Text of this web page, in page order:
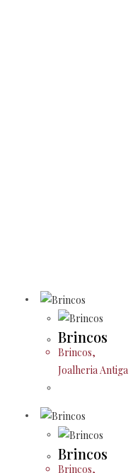
Brincos
Brincos,
Joalheria Antiga
Brincos
Brincos,